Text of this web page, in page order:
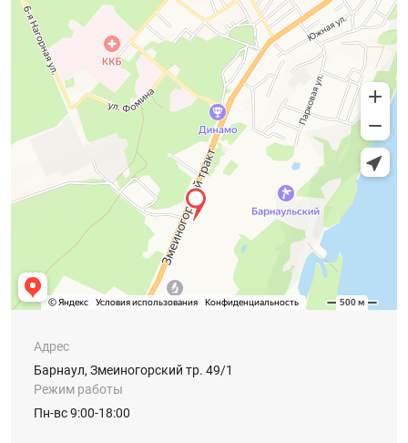
Адрес
Барнаул, Змеиногорский тр. 49/1
Режим работы
Пн-вс 9:00-18:00